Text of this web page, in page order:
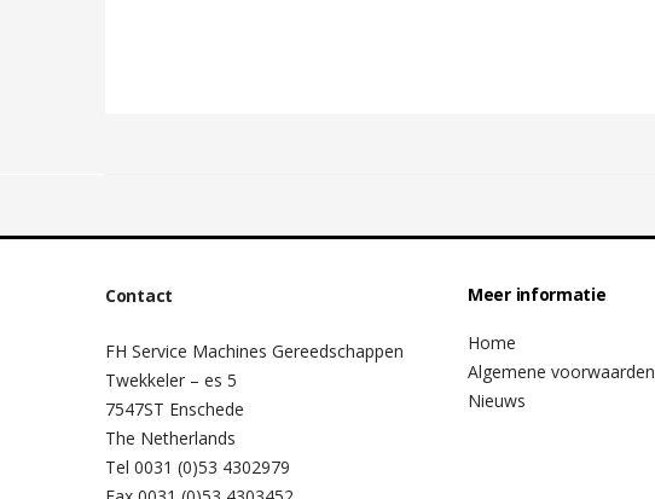
Contact
FH Service Machines Gereedschappen
Twekkeler – es 5
7547ST Enschede
The Netherlands
Tel 0031 (0)53 4302979
Meer informatie
Home
Algemene voorwaarden
Nieuws